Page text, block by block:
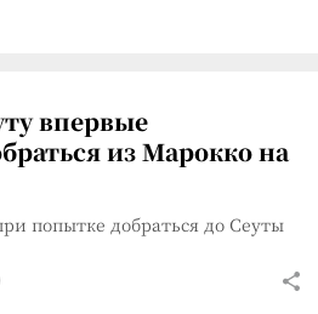
впервые
из Марокко на
попытке добраться до Сеуты